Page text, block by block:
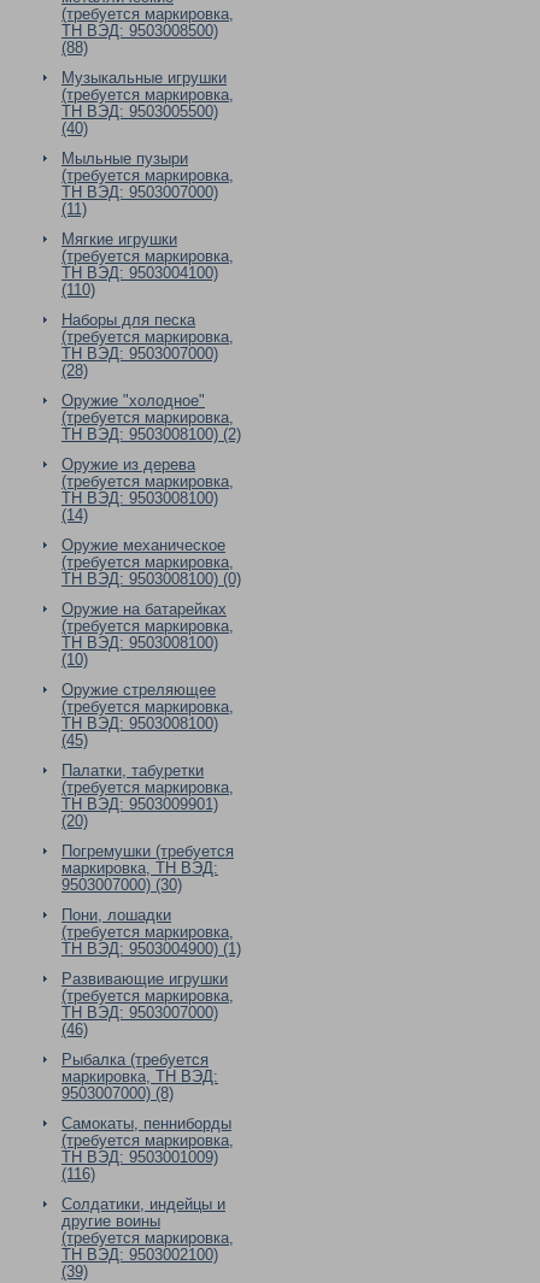
(требуется маркировка,
ТН ВЭД: 9503008500)
(88)
Музыкальные игрушки
(требуется маркировка,
ТН ВЭД: 9503005500)
(40)
Мыльные пузыри
(требуется маркировка,
ТН ВЭД: 9503007000)
(11)
Мягкие игрушки
(требуется маркировка,
ТН ВЭД: 9503004100)
(110)
Наборы для песка
(требуется маркировка,
ТН ВЭД: 9503007000)
(28)
Оружие "холодное"
(требуется маркировка,
ТН ВЭД: 9503008100) (2)
Оружие из дерева
(требуется маркировка,
ТН ВЭД: 9503008100)
(14)
Оружие механическое
(требуется маркировка,
ТН ВЭД: 9503008100) (0)
Оружие на батарейках
(требуется маркировка,
ТН ВЭД: 9503008100)
(10)
Оружие стреляющее
(требуется маркировка,
ТН ВЭД: 9503008100)
(45)
Палатки, табуретки
(требуется маркировка,
ТН ВЭД: 9503009901)
(20)
Погремушки (требуется
маркировка, ТН ВЭД:
9503007000) (30)
Пони, лошадки
(требуется маркировка,
ТН ВЭД: 9503004900) (1)
Развивающие игрушки
(требуется маркировка,
ТН ВЭД: 9503007000)
(46)
Рыбалка (требуется
маркировка, ТН ВЭД:
9503007000) (8)
Самокаты, пенниборды
(требуется маркировка,
ТН ВЭД: 9503001009)
(116)
Солдатики, индейцы и
другие воины
(требуется маркировка,
ТН ВЭД: 9503002100)
(39)